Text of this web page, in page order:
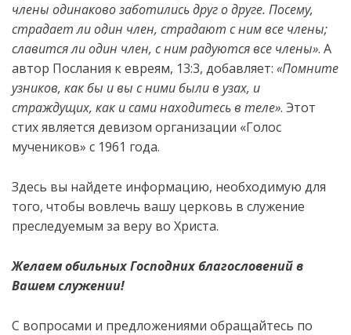
члены одинаково заботились друг о друге. Посему,
страдает ли один член, страдают с ним все члены;
славится ли один член, с ним радуются все члены». А
автор Послания к евреям, 13:3, добавляет: «Помните
узников, как бы и вы с ними были в узах, и
страждущих, как и сами находитесь в теле». Этот
стих является девизом организации «Голос
мучеников» с 1961 года.
Здесь вы найдете информацию, необходимую для
того, чтобы вовлечь вашу церковь в служение
преследуемым за веру во Христа.
Желаем обильных Господних благословений в
Вашем служении!
С вопросами и предложениями обращайтесь по